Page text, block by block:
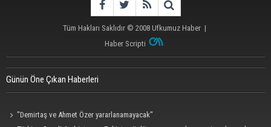
Tüm Hakları Saklıdır © 2008 Ufkumuz Haber |
Haber Scripti
Günün Öne Çıkan Haberleri
"Demirtaş ve Ahmet Özer yararlanamayacak"